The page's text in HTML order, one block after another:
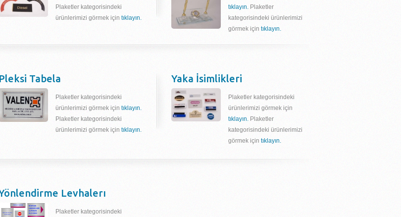
Plaketler kategorisindeki
ürünlerimizi görmek için tıklayın.
tıklayın. Plaketler
kategorisindeki ürünlerimizi
görmek için tıklayın.
Pleksi Tabela
Plaketler kategorisindeki
ürünlerimizi görmek için tıklayın.
Plaketler kategorisindeki
ürünlerimizi görmek için tıklayın.
Yaka İsimlikleri
Plaketler kategorisindeki
ürünlerimizi görmek için
tıklayın. Plaketler
kategorisindeki ürünlerimizi
görmek için tıklayın.
Levhalerı
Plaketler kategorisindeki